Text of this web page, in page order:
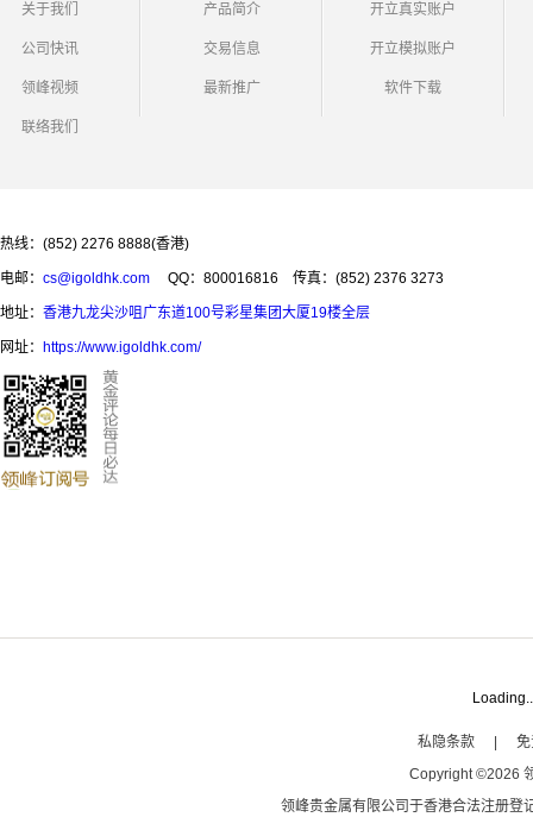
关于我们
公司快讯
领峰视频
联络我们
产品简介
交易信息
最新推广
开立真实账户
开立模拟账户
软件下载
热线：(852) 2276 8888(香港)
电邮： cs@igoldhk.com QQ：800016816 传真：(852) 2376 3273
地址： 香港九龙尖沙咀广东道100号彩星集团大厦19楼全层
网址： https://www.igoldhk.com/
私隐条款
Copyright©2026
领峰贵金属有限公司于香港合法注册登